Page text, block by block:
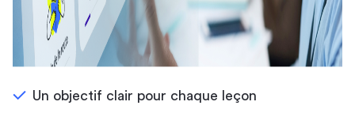
Un objectif clair pour chaque leçon